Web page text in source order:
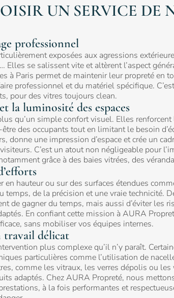
UN SERVICE DE
professionnel
exposées aux agressions
se salissent vite et altèrent l’aspect
à Paris permet de maintenir leur propreté en
professionnelet du matériel spécifique.
pour des vitres toujours clean.
la luminosité des espaces
qu’un simple confort visuel. Elles
des occupants tout en limitant le besoin
donne une impression d’espace et crée un
C’est un atout non négligeable pour
grâce à des baies vitrées, des
en hauteur ou sur des surfaces étendues
temps, de la précision et une vraie technicité.
de gagner du temps, mais aussi d’éviter les
En confiant cette mission à AURA
sans mobiliser vos équipes internes.
travail délicat
plus complexe qu’il n’y paraît.
particulières comme l’utilisation de
comme les vitraux, les verres dépolis ou
adaptés. Chez AURA Propreté, nous
à la fois performantes et